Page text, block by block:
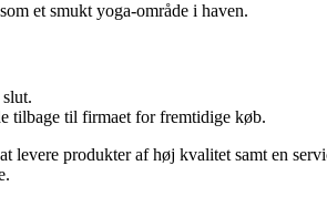
et smukt yoga-område i haven.
tilbage til firmaet for fremtidige køb.
levere produkter af høj kvalitet samt en